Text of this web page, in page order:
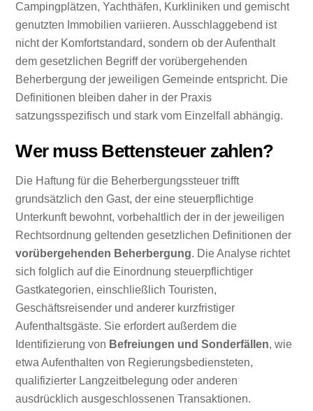
Campingplätzen, Yachthäfen, Kurkliniken und gemischt
genutzten Immobilien variieren. Ausschlaggebend ist
nicht der Komfortstandard, sondern ob der Aufenthalt
dem gesetzlichen Begriff der vorübergehenden
Beherbergung der jeweiligen Gemeinde entspricht. Die
Definitionen bleiben daher in der Praxis
satzungsspezifisch und stark vom Einzelfall abhängig.
Wer muss Bettensteuer zahlen?
Die Haftung für die Beherbergungssteuer trifft
grundsätzlich den Gast, der eine steuerpflichtige
Unterkunft bewohnt, vorbehaltlich der in der jeweiligen
Rechtsordnung geltenden gesetzlichen Definitionen der
vorübergehenden Beherbergung. Die Analyse richtet
sich folglich auf die Einordnung steuerpflichtiger
Gastkategorien, einschließlich Touristen,
Geschäftsreisender und anderer kurzfristiger
Aufenthaltsgäste. Sie erfordert außerdem die
Identifizierung von Befreiungen und Sonderfällen, wie
etwa Aufenthalten von Regierungsbediensteten,
qualifizierter Langzeitbelegung oder anderen
ausdrücklich ausgeschlossenen Transaktionen.